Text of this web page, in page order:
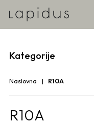
Kategorije
Naslovna R10A
R10A